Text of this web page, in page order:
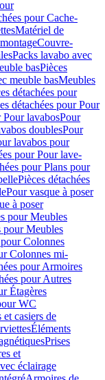
pour Cache-
Matériel de
Couvre-
Packs lavabo avec
basPièces
meuble basMeubles
détachées pour
détachées pour Pour
Pour lavabosPour
doublesPour
lavabos pour
pour Pour lave-
pour Plans pour
Pièces détachées
Pour vasque à poser
à poser
pour Meubles
pour Meubles
Colonnes
Colonnes mi-
pour Armoires
pour Autres
Étagères
WC
casiers de
Éléments
Prises
et
éclairage